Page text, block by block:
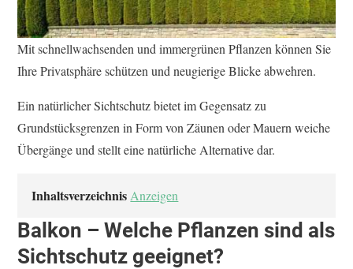
Mit schnellwachsenden und immergrünen Pflanzen können Sie
Ihre Privatsphäre schützen und neugierige Blicke abwehren.
Ein natürlicher Sichtschutz bietet im Gegensatz zu
Grundstücksgrenzen in Form von Zäunen oder Mauern weiche
Übergänge und stellt eine natürliche Alternative dar.
Inhaltsverzeichnis Anzeigen
Balkon – Welche Pflanzen sind als
Sichtschutz geeignet?